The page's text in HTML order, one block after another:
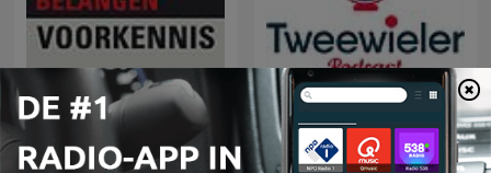
Voorkennis | Beleggers
Belangen
Tweewieler Podcast